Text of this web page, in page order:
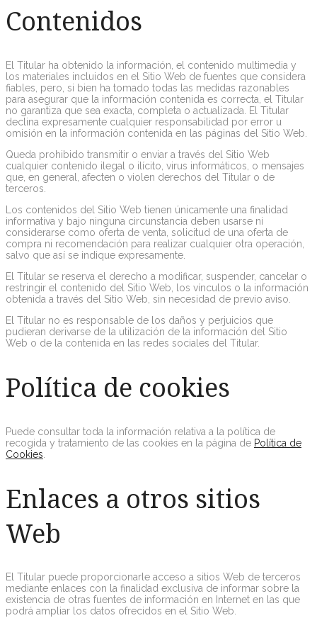
Contenidos
El Titular ha obtenido la información, el contenido multimedia y
los materiales incluidos en el Sitio Web de fuentes que considera
fiables, pero, si bien ha tomado todas las medidas razonables
para asegurar que la información contenida es correcta, el Titular
no garantiza que sea exacta, completa o actualizada. El Titular
declina expresamente cualquier responsabilidad por error u
omisión en la información contenida en las páginas del Sitio Web.
Queda prohibido transmitir o enviar a través del Sitio Web
cualquier contenido ilegal o ilícito, virus informáticos, o mensajes
que, en general, afecten o violen derechos del Titular o de
terceros.
Los contenidos del Sitio Web tienen únicamente una finalidad
informativa y bajo ninguna circunstancia deben usarse ni
considerarse como oferta de venta, solicitud de una oferta de
compra ni recomendación para realizar cualquier otra operación,
salvo que así se indique expresamente.
El Titular se reserva el derecho a modificar, suspender, cancelar o
restringir el contenido del Sitio Web, los vínculos o la información
obtenida a través del Sitio Web, sin necesidad de previo aviso.
El Titular no es responsable de los daños y perjuicios que
pudieran derivarse de la utilización de la información del Sitio
Web o de la contenida en las redes sociales del Titular.
Política de cookies
Puede consultar toda la información relativa a la política de
recogida y tratamiento de las cookies en la página de Política de
Cookies
Enlaces a otros sitios
Web
El Titular puede proporcionarle acceso a sitios Web de terceros
mediante enlaces con la finalidad exclusiva de informar sobre la
existencia de otras fuentes de información en Internet en las que
podrá ampliar los datos ofrecidos en el Sitio Web.